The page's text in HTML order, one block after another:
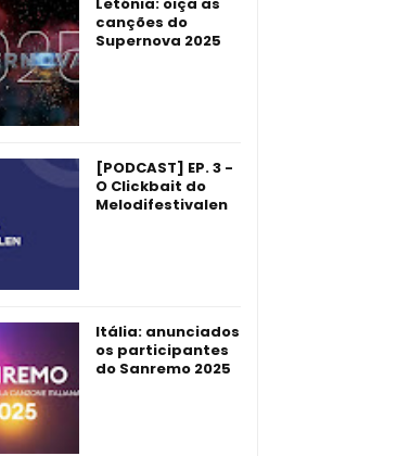
canções do
Supernova 2025
[PODCAST] EP. 3 -
O Clickbait do
Melodifestivalen
Itália: anunciados
os participantes
do Sanremo 2025